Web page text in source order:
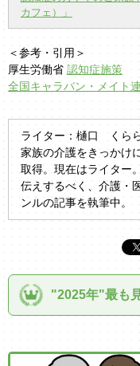
カフェ）」
＜参考・引用＞
厚生労働省 認知症施策
全国キャラバン・メイト
ライター：樋口 くら
家族の介護をきっかけ
取得。現在はライター
伝えするべく、介護・
ンルの記事を執筆中。
"2025年"最も